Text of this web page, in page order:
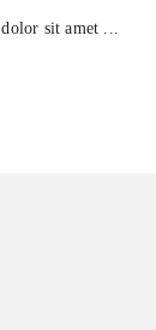
sit amet ...